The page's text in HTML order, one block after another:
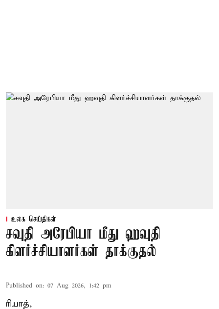
உலக செய்திகள்
சவுதி அரேபியா மீது ஹவுதி
கிளர்ச்சியாளர்கள் தாக்குதல்
Published on: 07 Aug 2026, 1:42 pm
ரியாத்,